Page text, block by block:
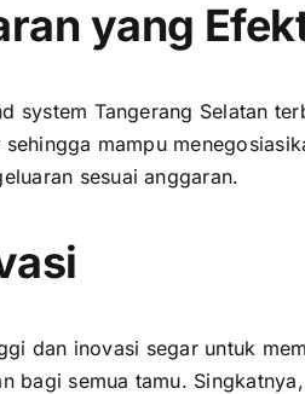
yang
system Tangerang Selatan
mampu
sesuai anggaran.
dan inovasi segar untuk
bagi semua tamu.